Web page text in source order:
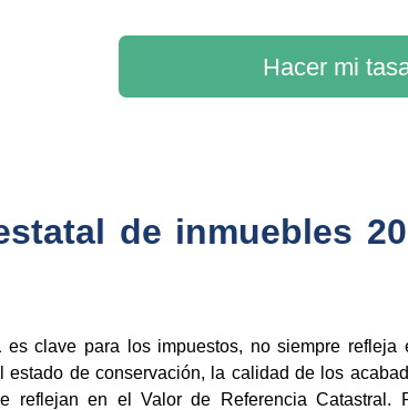
Hacer mi
de inmuebles
es clave para los impuestos, no siempre
de conservación, la calidad de los
reflejan en el Valor de Referencia Catastral.